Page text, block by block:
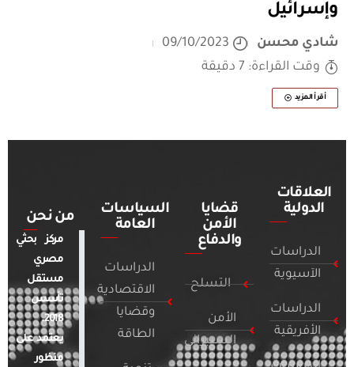
وإسرائيل
شادي محسن
09/10/2023
وقت القراءة: 7 دقيقة
أقرأ المزيد
العلاقات
الدولية
الدراسات
الآسيوية
الدراسات
الأفريقية
قضايا
الأمن
والدفاع
التسلح
الأمن
السيبراني
السياسات
العامة
الدراسات
الاقتصادية
وقضايا
الطاقة
من نحن
مركز بحثي
مصري
مستقل
تأسس
2018.
يعتمد على
منظور